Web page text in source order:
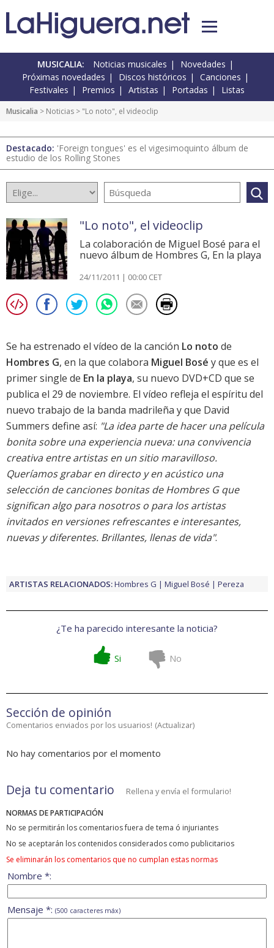
MUSICALIA: Noticias musicales
Novedades
Próximas novedades
Discos históricos
Canciones
Festivales
Premios Artistas Portadas Listas
Musicalia > Noticias > "Lo noto", el videoclip
Destacado: 'Foreign tongues' es el vigesimoquinto álbum de
estudio de los Rolling Stones
"Lo noto", el videoclip
La colaboración de Miguel Bosé para el
nuevo álbum de Hombres G, En la playa
24/11/2011 | 00:00 CET
Se ha estrenado el vídeo de la canción Lo noto de
Hombres G, en la que colabora Miguel Bosé y que es el
primer single de En la playa, su nuevo DVD+CD que se
publica el 29 de noviembre. El vídeo refleja el espíritu del
nuevo trabajo de la banda madrileña y que David
Summers define así: "La idea parte de hacer una película
bonita sobre una experiencia nueva: una convivencia
creativa entre artistas en un sitio maravilloso.
Queríamos grabar en directo y en acústico una
selección de canciones bonitas de Hombres G que
significan algo para nosotros o para los artistas
invitados en versiones refrescantes e interesantes,
nuevas y diferentes. Brillantes, llenas de vida".
ARTISTAS RELACIONADOS:Hombres G Miguel Bosé Pereza
¿Te ha parecido interesante la noticia?
Si No
Sección de opinión
Comentarios enviados por los usuarios! (Actualizar)
No hay comentarios por el momento
Deja tu comentario Rellena y envía el formulario!
NORMAS DE PARTICIPACIÓN
No se permitirán los comentarios fuera de tema ó injuriantes
No se aceptarán los contenidos considerados como publicitarios
Se eliminarán los comentarios que no cumplan estas normas
Nombre *:
Mensaje *: (500 caracteres máx)